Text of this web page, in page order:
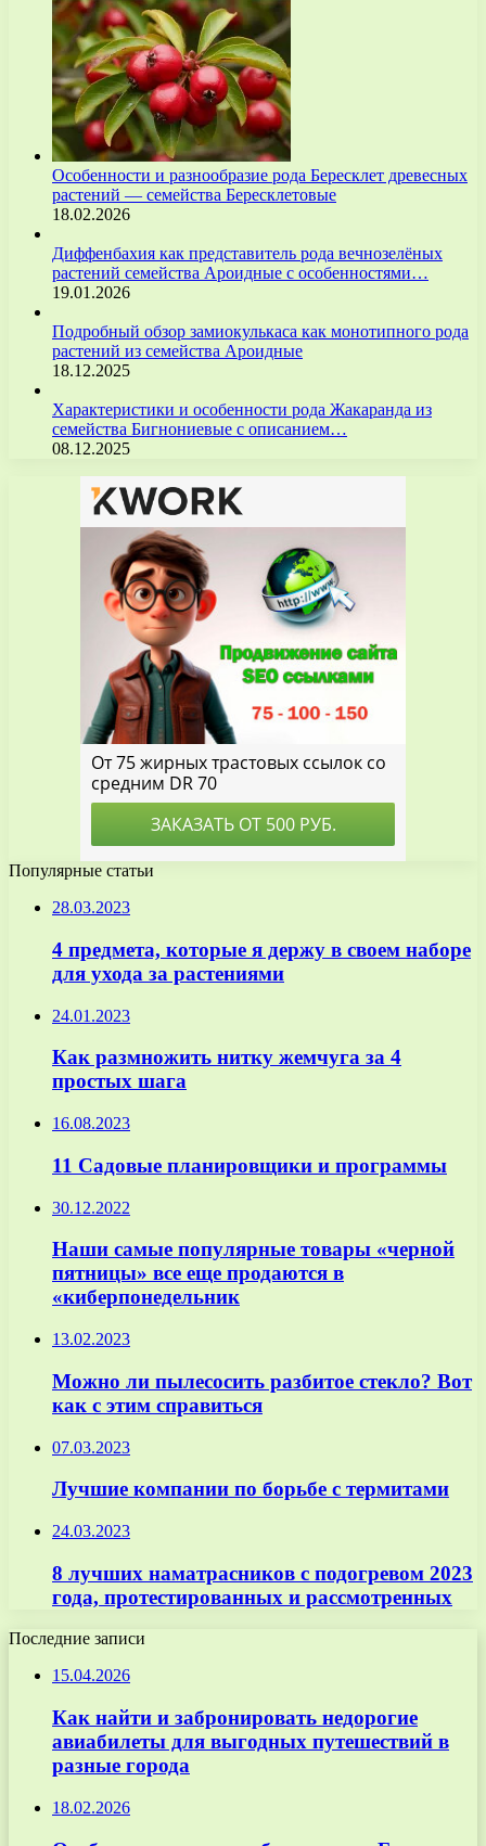
Особенности и разнообразие рода Бересклет древесных
растений — семейства Бересклетовые
18.02.2026
Диффенбахия как представитель рода вечнозелёных
растений семейства Ароидные с особенностями…
19.01.2026
Подробный обзор замиокулькаса как монотипного рода
растений из семейства Ароидные
18.12.2025
Характеристики и особенности рода Жакаранда из
семейства Бигнониевые с описанием…
08.12.2025
Популярные статьи
28.03.2023
4 предмета, которые я держу в своем наборе
для ухода за растениями
24.01.2023
Как размножить нитку жемчуга за 4
простых шага
16.08.2023
11 Садовые планировщики и программы
30.12.2022
Наши самые популярные товары «черной
пятницы» все еще продаются в
«киберпонедельник
13.02.2023
Можно ли пылесосить разбитое стекло? Вот
как с этим справиться
07.03.2023
Лучшие компании по борьбе с термитами
24.03.2023
8 лучших наматрасников с подогревом 2023
года, протестированных и рассмотренных
Последние записи
15.04.2026
Как найти и забронировать недорогие
авиабилеты для выгодных путешествий в
разные города
18.02.2026